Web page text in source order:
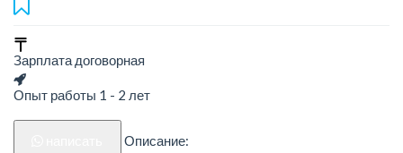
Зарплата договорная
Опыт работы 1 - 2 лет
Описание: